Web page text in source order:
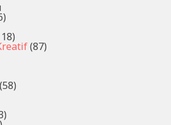
(87)
(58)